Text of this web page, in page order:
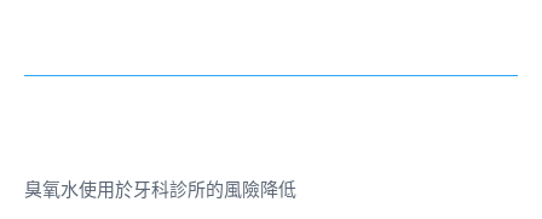
臭氧水使用於牙科診所的風險降低